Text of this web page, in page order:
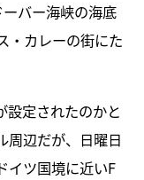
バー海峡の海底
・カレーの街にた
設定されたのかと
周辺だが、日曜日
イツ国境に近いF